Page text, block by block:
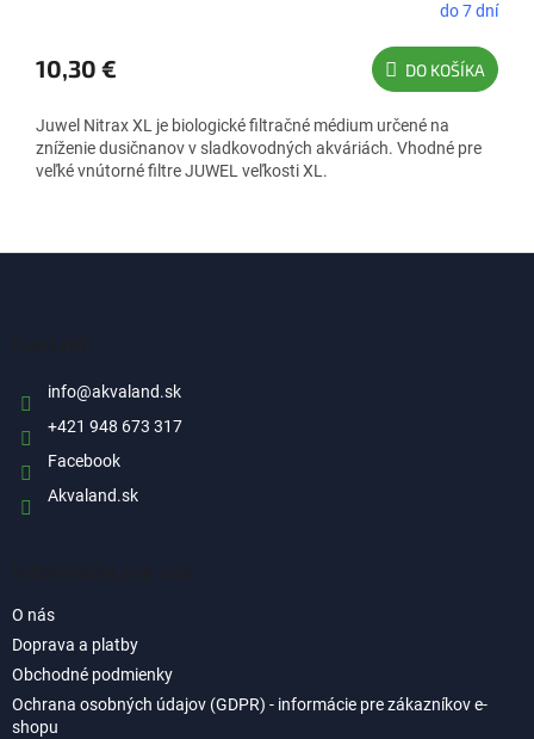
do 7 dní
10,30 € DO KOŠÍKA
Juwel Nitrax XL je biologické filtračné médium určené na
zníženie dusičnanov v sladkovodných akváriách. Vhodné pre
veľké vnútorné filtre JUWEL veľkosti XL.
info@akvaland.sk
+421 948 673 317
Facebook
Akvaland.sk
O nás
Doprava a platby
Obchodné podmienky
Ochrana osobných údajov (GDPR) - informácie pre zákazníkov e-
shopu